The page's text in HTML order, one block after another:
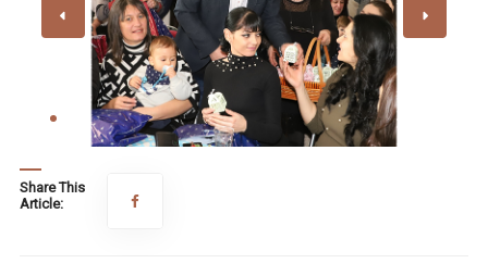
Share This
Article: